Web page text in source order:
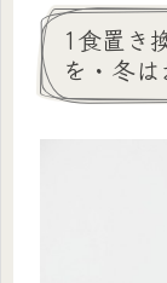
1食置き
を・冬